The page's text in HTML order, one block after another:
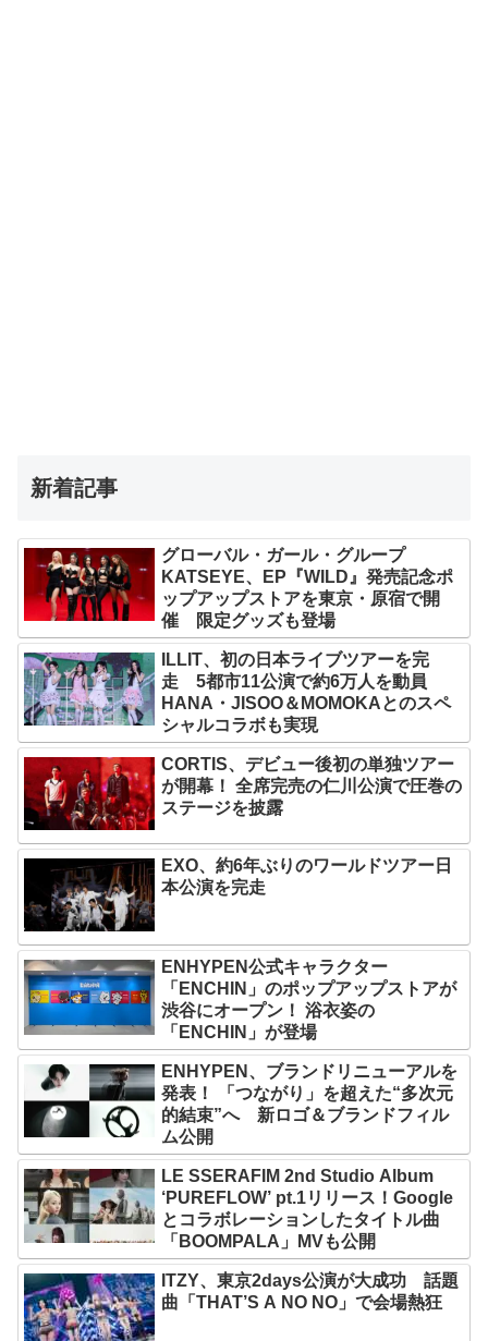
新着記事
グローバル・ガール・グループ
KATSEYE、EP『WILD』発売記念ポ
ップアップストアを東京・原宿で開
催 限定グッズも登場
ILLIT、初の日本ライブツアーを完
走 5都市11公演で約6万人を動員
HANA・JISOO＆MOMOKAとのスペ
シャルコラボも実現
CORTIS、デビュー後初の単独ツアー
が開幕！ 全席完売の仁川公演で圧巻の
ステージを披露
EXO、約6年ぶりのワールドツアー日
本公演を完走
ENHYPEN公式キャラクター
「ENCHIN」のポップアップストアが
渋谷にオープン！ 浴衣姿の
「ENCHIN」が登場
ENHYPEN、ブランドリニューアルを
発表！ 「つながり」を超えた“多次元
的結束”へ 新ロゴ＆ブランドフィル
ム公開
LE SSERAFIM 2nd Studio Album
‘PUREFLOW’ pt.1リリース！Google
とコラボレーションしたタイトル曲
「BOOMPALA」MVも公開
ITZY、東京2days公演が大成功 話題
曲「THAT’S A NO NO」で会場熱狂